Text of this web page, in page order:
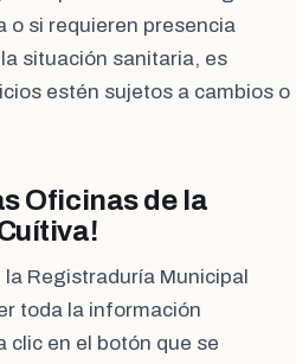
o si requieren presencia
situación sanitaria, es
estén sujetos a cambios o
Oficinas de la
Registraduría Municipal
toda la información
clic en el botón que se